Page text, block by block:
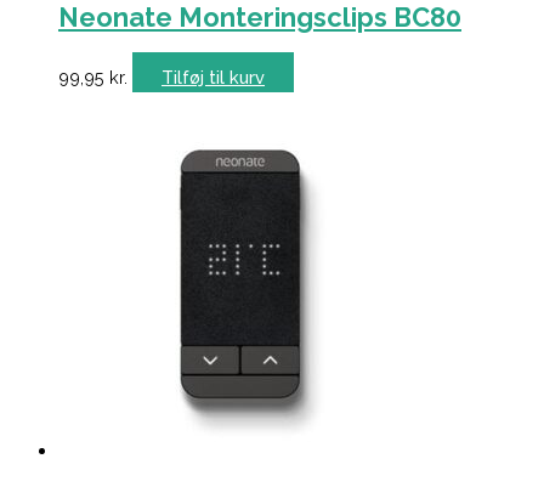
Neonate Monteringsclips BC80
99,95 kr. Tilføj til kurv